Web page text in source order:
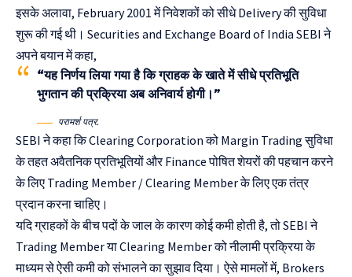
इसके अलावा, February 2001 में निवेशकों को सीधे Delivery की सुविधा
शुरू की गई थी। Securities and Exchange Board of India SEBI ने
अपने बयान में कहा,
“यह निर्णय लिया गया है कि ग्राहक के खाते में सीधे प्रतिभूति
भुगतान की प्रक्रिया अब अनिवार्य होगी।”
परामर्श पत्र.
SEBI ने कहा कि Clearing Corporation को Margin Trading सुविधा
के तहत अवैतनिक प्रतिभूतियों और Finance पोषित शेयरों की पहचान करने
के लिए Trading Member / Clearing Member के लिए एक तंत्र
प्रदान करना चाहिए।
यदि ग्राहकों के बीच पदों के जाल के कारण कोई कमी होती है, तो SEBI ने
Trading Member या Clearing Member को नीलामी प्रक्रिया के
माध्यम से ऐसी कमी को संभालने का सुझाव दिया। ऐसे मामलों में, Brokers